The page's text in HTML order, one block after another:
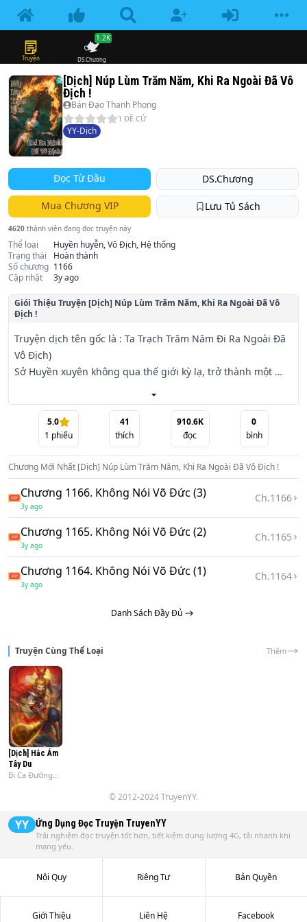
Truyện DS.Chương
1.2K
[Dịch] Núp Lùm Trăm Năm, Khi Ra Ngoài Đã Vô
Địch !
Bán Đạo Thanh Phong
1 ĐỀ CỬ
YY-Dịch
Đọc Từ Đầu DS.Chương
Mua Chương VIP Lưu Tủ Sách
4620 thành viên đang đọc truyện này
Thể loại
Huyền huyễn, Vô Địch, Hệ thống
Trạng thái
Hoàn thành
Số chương 1166
Cập nhật
3y ago
Giói Thiệu Truyện [Dịch] Núp Lùm Trăm Năm, Khi Ra Ngoài Đã Vô
Địch !
Truyện dịch tên gốc là : Ta Trạch Trăm Năm Đi Ra Ngoài Đã
Vô Địch)
Sở Huyền xuyên không qua thế giới kỳ lạ, trở thành một
viện rách nát, xung quanh hoang vắng, chỉ là một nơi khỉ
ho cò gáy, chim không thèm ỉa.
Ngay lúc Sở Huyền đang nằm trên ghế tận hưởng cuộc
sống an nhàn thì được hệ thống khoá chặt, kể từ đây cuộc
sống núp lùm trong tiểu viện của hắn bắt đầu.
Núp một ngày, ban thưởng Kim Cương Bất Hoại Thần
Công. . .
Núp một tháng, ban thưởng Bất Động Như Sơn Công. . .
Núp một năm, ban thưởng Ngọc Hư Tiên Kinh + trăm năm
tu vi. . .
Núp 10 năm, ban thưởng Hỗn Độn Bất Diệt Thể + Hỗn Độn
Chung. . .
5.0
1 phiếu
41
thích
910.6K
đọc
0
bình
Chương Mới Nhất [Dịch] Núp Lùm Trăm Năm, Khi Ra Ngoài Đã Vô Địch !
Chương 1166. Không Nói Võ Đức (3)
3y ago
Ch.1166
Chương 1165. Không Nói Võ Đức (2)
3y ago
Ch.1165
Chương 1164. Không Nói Võ Đức (1)
3y ago
Ch.1164
Danh Sách Đầy Đủ
Truyện Cùng Thể Loại Thêm
[Dịch] Hắc Ám
Tây Du
Bi Ca Đường
© 2012-2024 TruyenYY.
YY Ứng Dụng Đọc Truyện TruyenYY
Trải nghiệm đọc truyện tốt hơn, tiết kiệm dung lượng 4G, tải nhanh khi
mạng yếu.
Nội Quy Riêng Tư Bản Quyền
Giới Thiệu Liên Hệ Facebook